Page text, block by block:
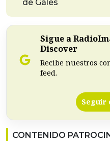
de Gales
Sigue a
Discover
Recibe nuestros
feed.
Seguir
CONTENIDO